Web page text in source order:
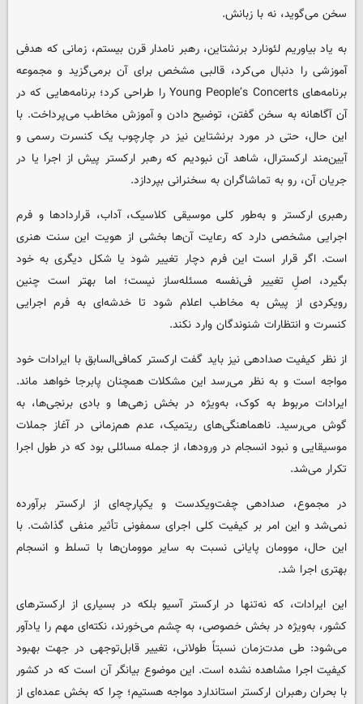
سخن می‌گوید، نه با زبانش.
به یاد بیاوریم لئونارد برنشتاین، رهبر نامدار قرن بیستم، زمانی که هدفی
آموزشی را دنبال می‌کرد، قالبی مشخص برای آن برمی‌گزید و مجموعه
برنامه‌های Young People’s Concerts را طراحی کرد؛ برنامه‌هایی که در
آن آگاهانه به سخن گفتن، توضیح دادن و آموزش مخاطب می‌پرداخت. با
این حال، حتی در مورد برنشتاین نیز در چارچوب یک کنسرت رسمی و
آیین‌مند ارکسترال، شاهد آن نبودیم که رهبر ارکستر پیش از اجرا یا در
جریان آن، رو به تماشاگران به سخنرانی بپردازد.
رهبری ارکستر و به‌طور کلی موسیقی کلاسیک، آداب، قراردادها و فرم
اجرایی مشخصی دارد که رعایت آن‌ها بخشی از هویت این سنت هنری
است. اگر قرار است این فرم دچار تغییر شود یا شکل دیگری به خود
بگیرد، اصلِ تغییر فی‌نفسه مسئله‌ساز نیست؛ اما بهتر است چنین
رویکردی از پیش به مخاطب اعلام شود تا خدشه‌ای به فرم اجرایی
کنسرت و انتظارات شنوندگان وارد نکند.
از نظر کیفیت صدادهی نیز باید گفت ارکستر کمافی‌السابق با ایرادات خود
مواجه است و به نظر می‌رسد این مشکلات همچنان پابرجا خواهد ماند.
ایرادات مربوط به کوک، به‌ویژه در بخش زهی‌ها و بادی برنجی‌ها، به
گوش می‌رسید. ناهماهنگی‌های ریتمیک، عدم هم‌زمانی در آغاز جملات
موسیقایی و نبود انسجام در ورودها، از جمله مسائلی بود که در طول اجرا
تکرار می‌شد.
در مجموع، صدادهی چفت‌ویکدست و یکپارچه‌ای از ارکستر برآورده
نمی‌شد و این امر بر کیفیت کلی اجرای سمفونی تأثیر منفی گذاشت. با
این حال، موومان پایانی نسبت به سایر موومان‌ها با تسلط و انسجام
بهتری اجرا شد.
این ایرادات، که نه‌تنها در ارکستر آسیو بلکه در بسیاری از ارکسترهای
کشور، به‌ویژه در بخش خصوصی، به چشم می‌خورند، نکته‌ای مهم را یادآور
می‌شود: طی مدت‌زمان نسبتاً طولانی، تغییر قابل‌توجهی در جهت بهبود
کیفیت اجرا مشاهده نشده است. این موضوع بیانگر آن است که در کشور
با بحران رهبران ارکستر استاندارد مواجه هستیم؛ چرا که بخش عمده‌ای از